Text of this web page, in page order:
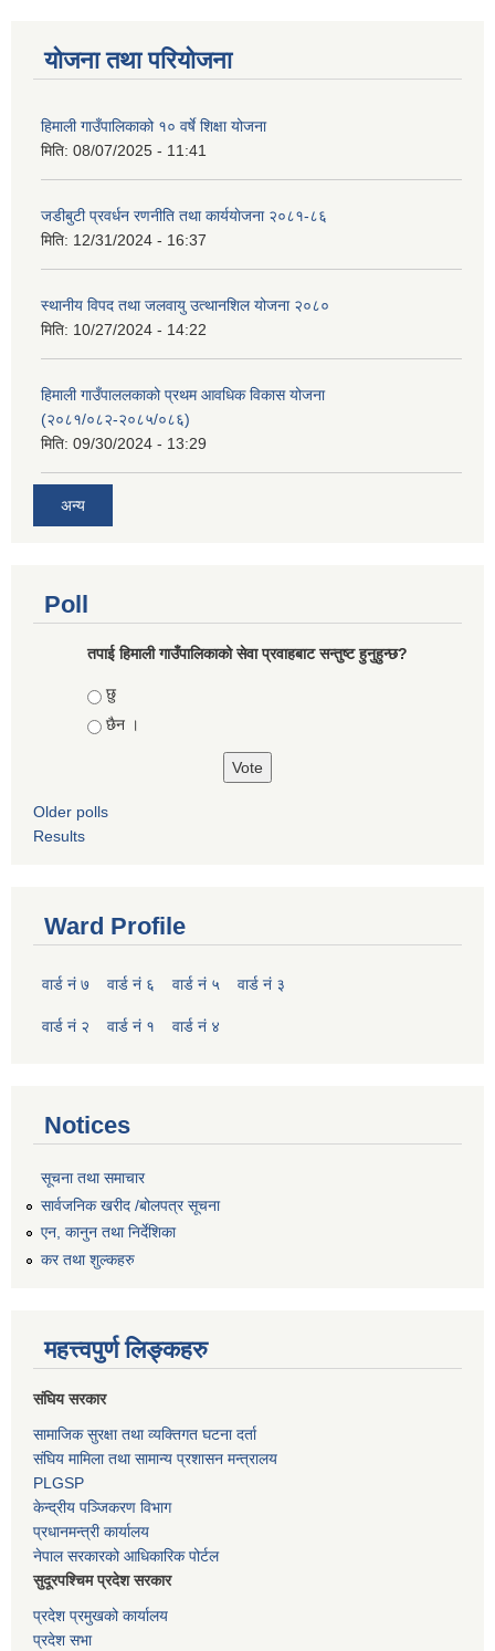
योजना तथा परियोजना
हिमाली गाउँपालिकाको १० वर्षे शिक्षा योजना
मिति: 08/07/2025 - 11:41
जडीबुटी प्रवर्धन रणनीति तथा कार्ययाेजना २०८१-८६
मिति: 12/31/2024 - 16:37
स्थानीय विपद तथा जलवायु उत्थानशिल योजना २०८०
मिति: 10/27/2024 - 14:22
हिमाली गाउँपाललकाको प्रथम आवधिक विकास योजना
(२०८१/०८२-२०८५/०८६)
मिति: 09/30/2024 - 13:29
अन्य
Poll
तपाई हिमाली गाउँपालिकाको सेवा प्रवाहबाट सन्तुष्ट हुनुहुन्छ?
Choices
छु
छैन ।
Older polls
Results
Ward Profile
वार्ड नं ७ वार्ड नं ६ वार्ड नं ५ वार्ड नं ३
वार्ड नं २ वार्ड नं १ वार्ड नं ४
Notices
सूचना तथा समाचार
सार्वजनिक खरीद /बोलपत्र सूचना
एन, कानुन तथा निर्देशिका
कर तथा शुल्कहरु
महत्त्वपुर्ण लिङ्कहरु
संघिय सरकार
सामाजिक सुरक्षा तथा व्यक्तिगत घटना दर्ता
संघिय मामिला तथा सामान्य प्रशासन मन्त्रालय
PLGSP
केन्द्रीय पञ्जिकरण विभाग
प्रधानमन्त्री कार्यालय
नेपाल सरकारको आधिकारिक पोर्टल
सुदूरपश्चिम प्रदेश सरकार
प्रदेश प्रमुखको कार्यालय
प्रदेश सभा